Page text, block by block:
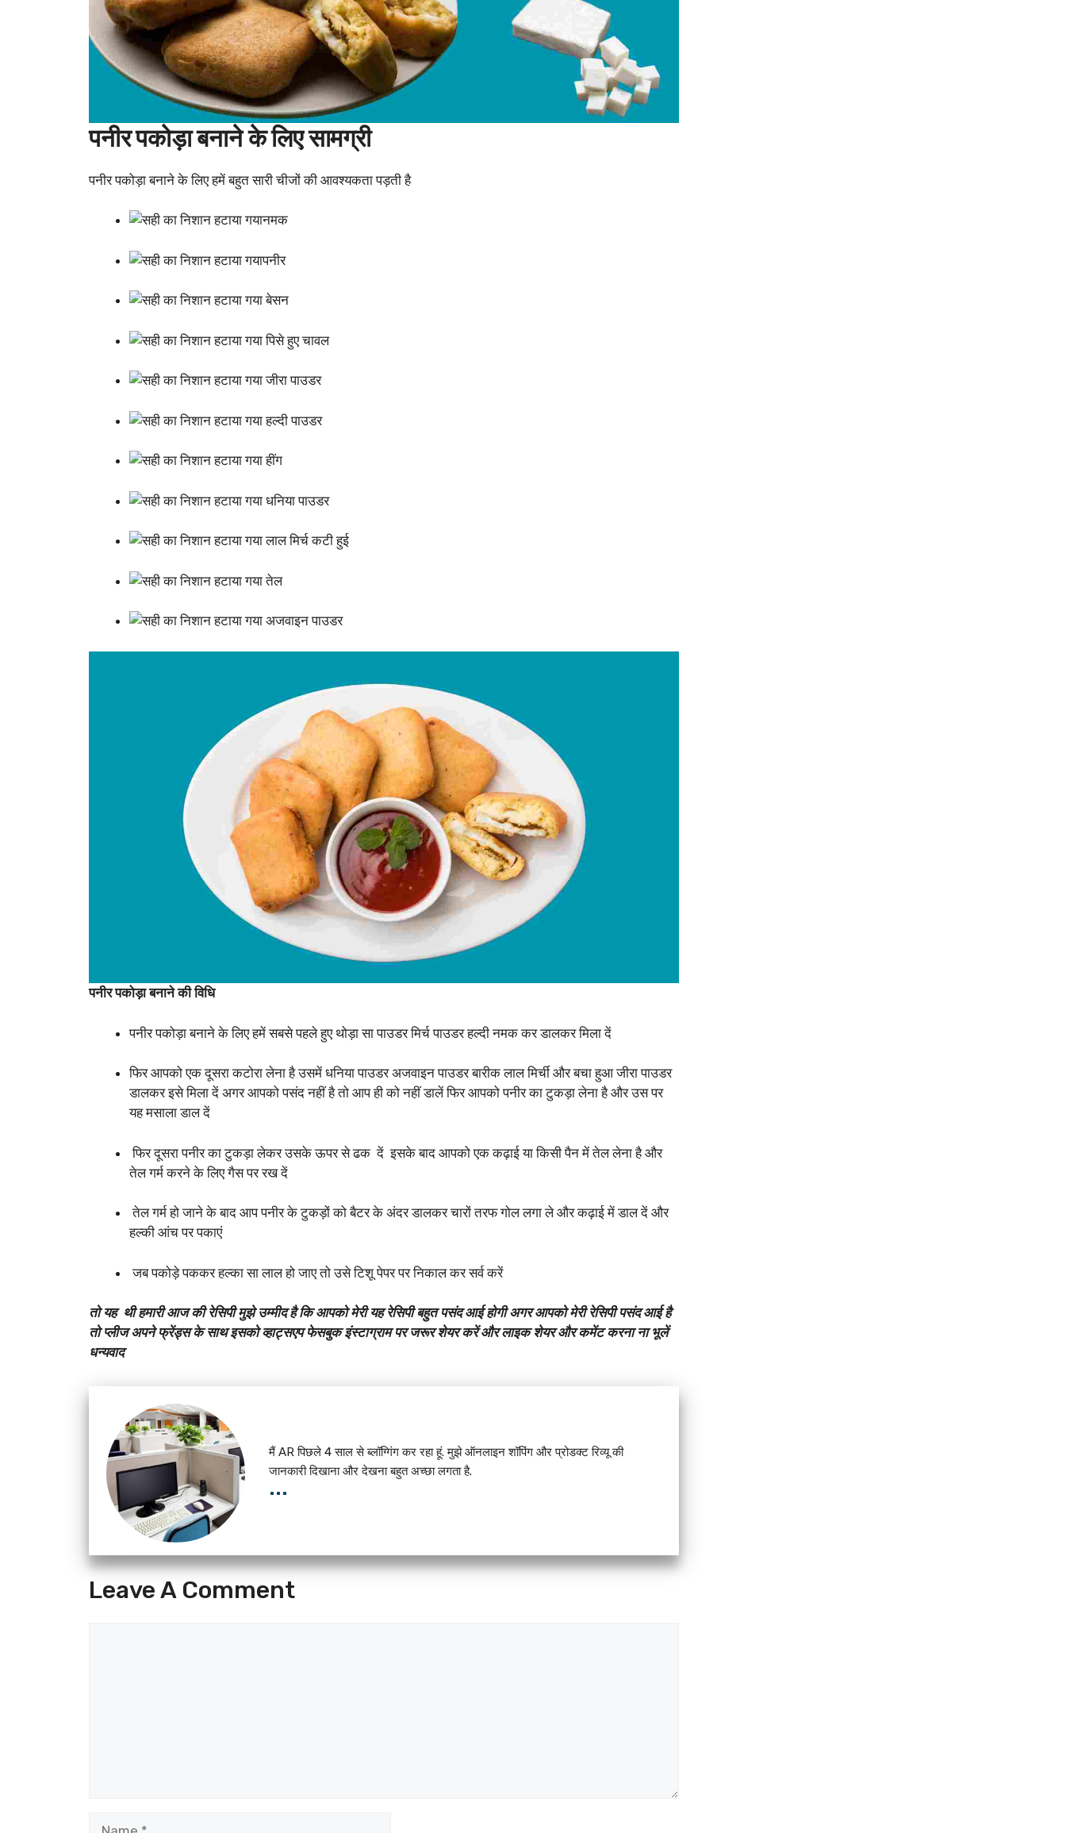
पनीर पकोड़ा बनाने के लिए सामग्री
पनीर पकोड़ा बनाने के लिए हमें बहुत सारी चीजों की आवश्यकता पड़ती है
नमक
पनीर
बेसन
पिसे हुए चावल
जीरा पाउडर
हल्दी पाउडर
हींग
धनिया पाउडर
लाल मिर्च कटी हुई
तेल
अजवाइन पाउडर
पनीर पकोड़ा बनाने की विधि
पनीर पकोड़ा बनाने के लिए हमें सबसे पहले हुए थोड़ा सा पाउडर मिर्च पाउडर हल्दी नमक कर डालकर मिला दें
फिर आपको एक दूसरा कटोरा लेना है उसमें धनिया पाउडर अजवाइन पाउडर बारीक लाल मिर्ची और बचा हुआ जीरा पाउडर
डालकर इसे मिला दें अगर आपको पसंद नहीं है तो आप ही को नहीं डालें फिर आपको पनीर का टुकड़ा लेना है और उस पर
यह मसाला डाल दें
फिर दूसरा पनीर का टुकड़ा लेकर उसके ऊपर से ढक दें इसके बाद आपको एक कढ़ाई या किसी पैन में तेल लेना है और
तेल गर्म करने के लिए गैस पर रख दें
तेल गर्म हो जाने के बाद आप पनीर के टुकड़ों को बैटर के अंदर डालकर चारों तरफ गोल लगा ले और कढ़ाई में डाल दें और
हल्की आंच पर पकाएं
जब पकोड़े पककर हल्का सा लाल हो जाए तो उसे टिशू पेपर पर निकाल कर सर्व करें
तो यह थी हमारी आज की रेसिपी मुझे उम्मीद है कि आपको मेरी यह रेसिपी बहुत पसंद आई होगी अगर आपको मेरी रेसिपी पसंद आई है
तो प्लीज अपने फ्रेंड्स के साथ इसको व्हाट्सएप फेसबुक इंस्टाग्राम पर जरूर शेयर करें और लाइक शेयर और कमेंट करना ना भूलें
धन्यवाद
मैं AR पिछले 4 साल से ब्लॉग्गिंग कर रहा हूं. मुझे ऑनलाइन शॉपिंग और प्रोडक्ट रिव्यू की
जानकारी दिखाना और देखना बहुत अच्छा लगता है.
...
Leave A Comment